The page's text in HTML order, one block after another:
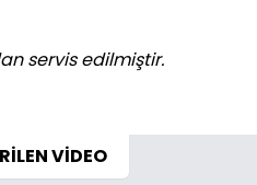
servis edilmiştir.
VİDEO